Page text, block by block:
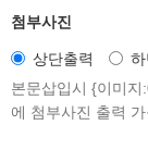
첨부사진
상단출력
본문삽입시 {이미
에 첨부사진 출력 가